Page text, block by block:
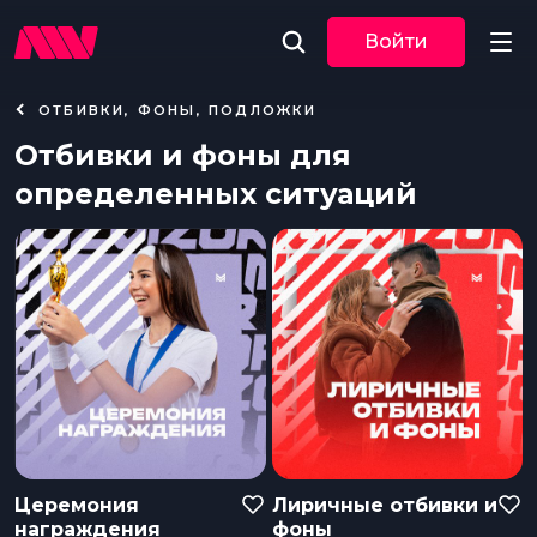
Музыка
По трекам
По жанрам
Плейлисты
Event
Войти
ОТБИВКИ, ФОНЫ, ПОДЛОЖКИ
Отбивки и фоны для
определенных ситуаций
Церемония
награждения
Лиричные отбивки и
фоны